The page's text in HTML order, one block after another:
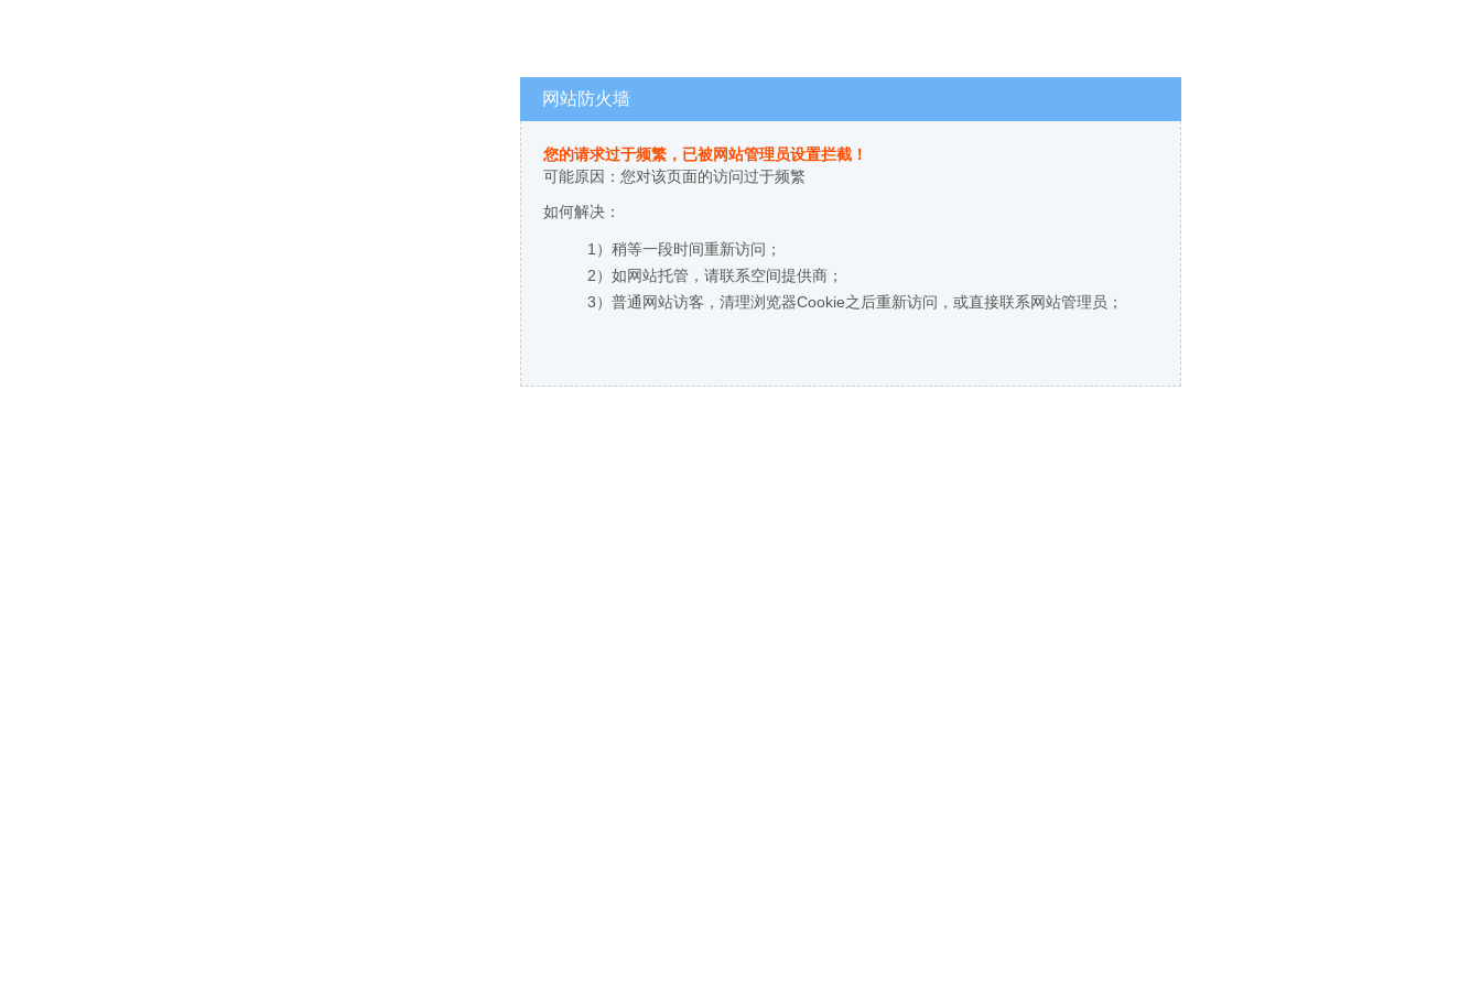
网站防火墙
您的请求过于频繁，已被网站管理员设置拦截！
可能原因：您对该页面的访问过于频繁
如何解决：
1）稍等一段时间重新访问；
2）如网站托管，请联系空间提供商；
3）普通网站访客，清理浏览器Cookie之后重新访问，或直接联系网站管理员；